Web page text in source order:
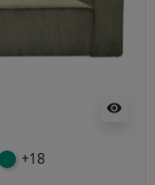
visibility
+18